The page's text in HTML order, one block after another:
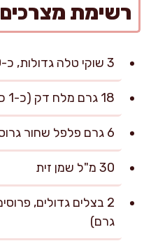
רשימת מצרכים
3 שוקי טלה גדולות, כ-1,200–1,500 גרם סך הכול
18 גרם מלח דק (כ-1 כף שטוחה)
6 גרם פלפל שחור גרוס (כ-2 כפיות)
30 מ"ל שמן זית
גרם)